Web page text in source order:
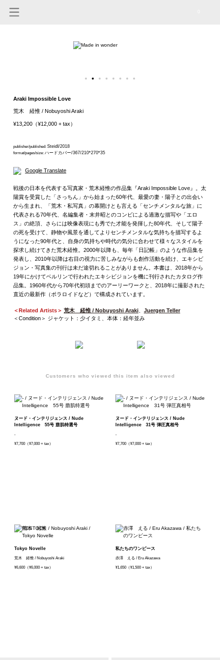
Araki Impossible Love
荒木 経惟 / Nobuyoshi Araki
¥13,200（¥12,000 + tax）
publisher/published: Steidl/2018
format/pages/size: ハードカバー/367/210*270*35
Google Translate
戦後の日本を代表する写真家・荒木経惟の作品集『Araki Impossible Love』。太
陽賞を受賞した「さっちん」から始まった60年代、最愛の妻・陽子との出会い
から生まれ、「荒木・私写真」の幕開けとも言える「センチメンタルな旅」に
代表される70年代、名編集者・末井昭とのコンビによる過激な描写や「エロ
ス」の絶頂、さらには映像表現にも秀でた才能を発揮した80年代、そして陽子
の死を受けて、静物や風景を通してよりセンチメンタルな気持ちを描写するよ
うになった90年代と、自身の気持ちや時代の気分に合わせて様々なスタイルを
探求し続けてきた荒木経惟。2000年以降も、毎年「日記帳」のような作品集を
発表し、2010年以降は右目の視力に苦しみながらも創作活動を続け、エキシビ
ジョン・写真集の刊行は未だ途切れることがありません。本書は、2018年から
19年にかけてベルリンで行われたエキシビジョンを機に刊行されたカタログ作
品集。1960年代から70年代初頭までのアーリーワークと、2018年に撮影された
直近の最新作（ポラロイドなど）で構成されています。
＜Related Artists＞ 荒木 経惟 / Nobuyoshi Araki、 Juergen Teller
＜Condition＞ ジャケット：少イタミ、本体：経年並み
Customers who viewed this item also viewed
ヌード・インテリジェンス / Nude
Intelligence 55号 萠肌特選号
-
¥7,700（¥7,000 + tax）
ヌード・インテリジェンス / Nude
Intelligence 31号 弾圧真相号
-
¥7,700（¥7,000 + tax）
Tokyo Novelle
荒木 経惟 / Nobuyoshi Araki
¥6,600（¥6,000 + tax）
私たちのワンピース
赤澤 える / Eru Akazawa
¥1,650（¥1,500 + tax）